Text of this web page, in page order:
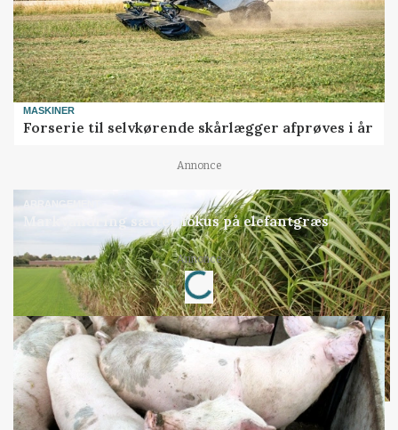
MASKINER
Forserie til selvkørende skårlægger afprøves i år
Annonce
ARRANGEMENT
Markvandring sætter fokus på elefantgræs
Annonce
Loading...